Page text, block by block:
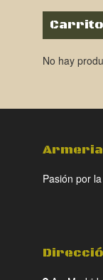
Carrito
No hay
Armeria
Pasión por